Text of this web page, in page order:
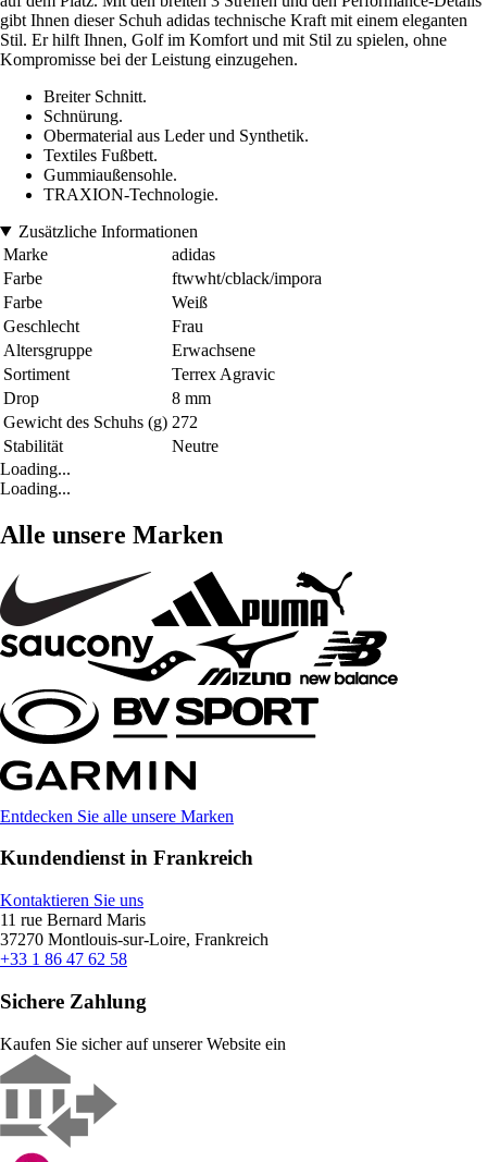
gibt Ihnen dieser Schuh adidas technische Kraft mit einem eleganten
Stil. Er hilft Ihnen, Golf im Komfort und mit Stil zu spielen, ohne
Kompromisse bei der Leistung einzugehen.
Breiter Schnitt.
Schnürung.
Obermaterial aus Leder und Synthetik.
Textiles Fußbett.
Gummiaußensohle.
TRAXION-Technologie.
Zusätzliche Informationen
Marke
adidas
Farbe
ftwwht/cblack/impora
Farbe
Weiß
Geschlecht
Frau
Altersgruppe
Erwachsene
Sortiment
Terrex Agravic
Drop
8 mm
Gewicht des Schuhs (g) 272
Stabilität
Neutre
Loading...
Loading...
Alle unsere Marken
Entdecken Sie alle unsere Marken
Kundendienst in Frankreich
Kontaktieren Sie uns
11 rue Bernard Maris
37270 Montlouis-sur-Loire, Frankreich
+33 1 86 47 62 58
Sichere Zahlung
Kaufen Sie sicher auf unserer Website ein